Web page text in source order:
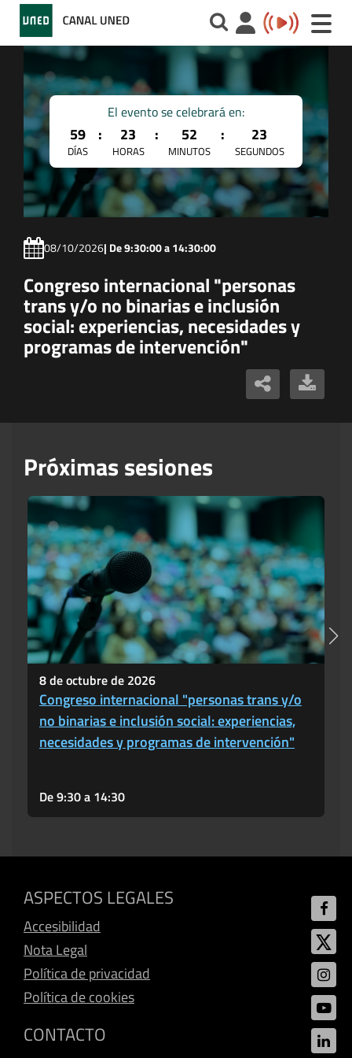
Toggle
El evento se celebrará en:
59
DÍAS
: 23
HORAS
: 52
MINUTOS
: 23
SEGUNDOS
08/10/2026| De 9:30:00 a 14:30:00
Congreso internacional "personas
trans y/o no binarias e inclusión
social: experiencias, necesidades y
programas de intervención"
Próximas sesiones
8 de octubre de 2026
Congreso internacional "personas trans y/o
no binarias e inclusión social: experiencias,
necesidades y programas de intervención"
De 9:30 a 14:30
ASPECTOS LEGALES
Accesibilidad
Nota Legal
Política de privacidad
Política de cookies
CONTACTO